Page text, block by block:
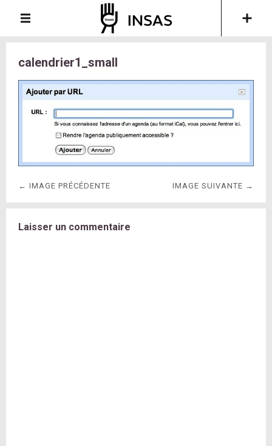
calendrier1_small
← IMAGE PRÉCÉDENTE IMAGE SUIVANTE →
Laisser un commentaire